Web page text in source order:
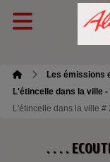
Les émissions
L'étincelle dans la ville
L'étincelle dans la ville
. . . .